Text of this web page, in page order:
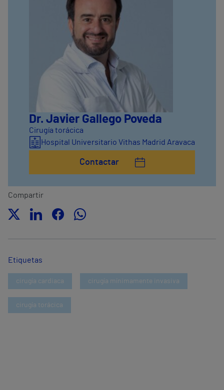
Dr. Javier Gallego Poveda
Cirugía torácica
Hospital Universitario Vithas Madrid Aravaca
Contactar
Compartir
Etiquetas
cirugía cardiaca cirugía mínimamente invasiva
cirugía torácica